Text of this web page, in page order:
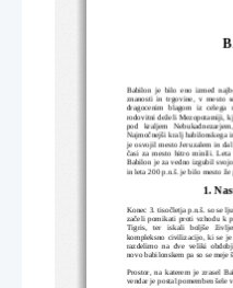
Babilon   je   bilo   eno   izmed
znanosti   in   trgovine,   v   mesto
dragocenim   blagom   iz   celega
rodovitni deželi Mezopotamiji,
pod   kraljem   Nebukadnezarjem,
Najmočnejši kralj babilonskega
je osvojil mesto Jeruzalem in dal
časi za mesto hitro minili.
Babilon je za vedno izgubil
in leta 200 p.n.š. je bilo mesto
1.
Konec 3. tisočletja p.n.š. so se
začeli pomikati proti vzhodu k
Tigris,   ter   iskali   boljše
kompleksno civilizacijo, ki se
razdelimo   na   dve   veliki
novo babilonskem pa so se
Prostor, na katerem je zrasel
vendar je postal pomemben